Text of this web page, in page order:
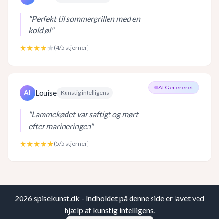
"Perfekt til sommergrillen med en
kold øl"
★★★★★ (4/5 stjerner)
AI Genereret
AI Louise Kunstig intelligens
"Lammekødet var saftigt og mørt
efter marineringen"
★★★★★(5/5 stjerner)
2026spisekunst.dk - Indholdet på denne side er lavet ved
hjælp af kunstig intelligens.